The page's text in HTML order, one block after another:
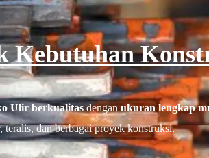
Kebutuhan
Ulir berkualitasdengan ukuran lengkap
dan berbagai proyek konstruksi.